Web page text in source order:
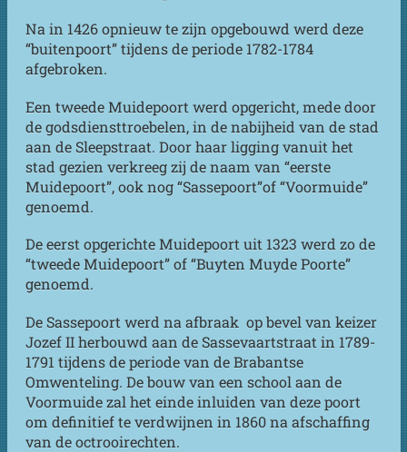
Na in 1426 opnieuw te zijn opgebouwd werd deze
“buitenpoort” tijdens de periode 1782-1784
afgebroken.
Een tweede Muidepoort werd opgericht, mede door
de godsdiensttroebelen, in de nabijheid van de stad
aan de Sleepstraat. Door haar ligging vanuit het
stad gezien verkreeg zij de naam van “eerste
Muidepoort”, ook nog “Sassepoort”of “Voormuide”
genoemd.
De eerst opgerichte Muidepoort uit 1323 werd zo de
“tweede Muidepoort” of “Buyten Muyde Poorte”
genoemd.
De Sassepoort werd na afbraak op bevel van keizer
Jozef II herbouwd aan de Sassevaartstraat in 1789-
1791 tijdens de periode van de Brabantse
Omwenteling. De bouw van een school aan de
Voormuide zal het einde inluiden van deze poort
om definitief te verdwijnen in 1860 na afschaffing
van de octrooirechten.